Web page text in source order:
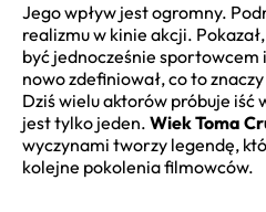
Jego wpływ jest ogromny.
realizmu w kinie akcji.
być jednocześnie sportowcem
nowo zdefiniował, co to
Dziś wielu aktorów próbuje iść
jest tylko jeden. Wiek Toma
wyczynami tworzy legendę,
kolejne pokolenia filmowców.